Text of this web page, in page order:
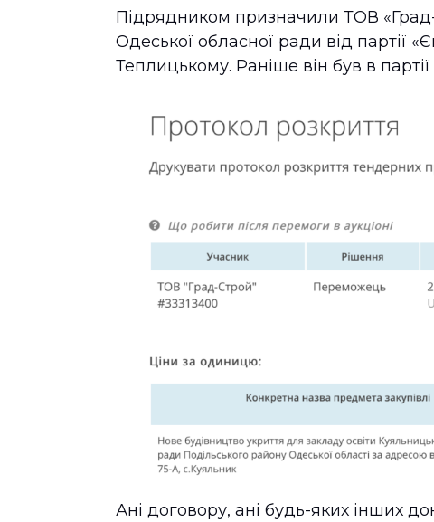
Підрядником призначили ТОВ
Одеської обласної ради від партії
Теплицькому. Раніше він був в
Ані договору, ані будь-яких інших